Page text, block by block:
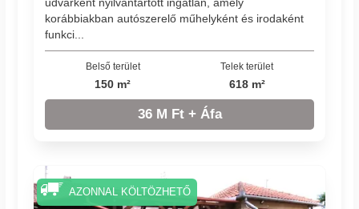
korábbiakban autószerelő műhelyként és irodaként
funkci...
Belső terület
150 m²
Telek terület
618 m²
36 M Ft + Áfa
AZONNAL KÖLTÖZHETŐ